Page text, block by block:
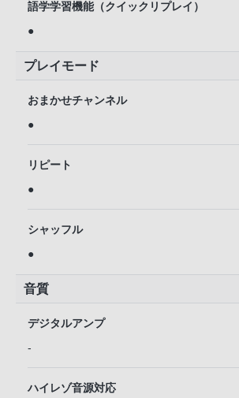
語学学習機能（クイックリプレイ）
●
プレイモード
おまかせチャンネル
●
リピート
●
シャッフル
●
音質
デジタルアンプ
-
ハイレゾ音源対応